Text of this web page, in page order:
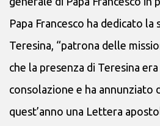
Papa Francesco ha dedicato la
Teresina, “patrona delle
che la presenza di Teresina
consolazione e ha annunziato
quest’anno una Lettera